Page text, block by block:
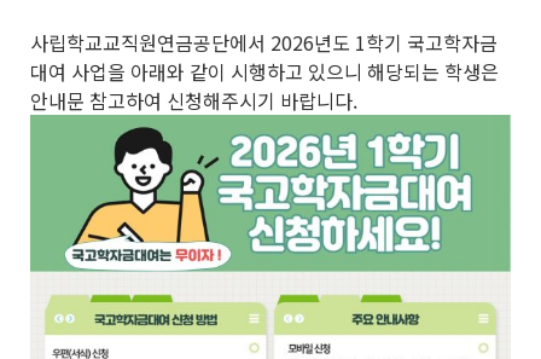
사립학교교직원연금공단에서 2026년도 1학기 국고학자금
대여 사업을 아래와 같이 시행하고 있으니 해당되는 학생은
안내문 참고하여 신청해주시기 바랍니다.